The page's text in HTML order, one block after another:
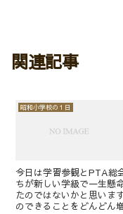
関連記事
昭和小学校の１日
今日は学習参観とPTA総
ちが新しい学級で一生懸
たのではないかと思いま
のできることをどんどん